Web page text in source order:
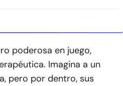
poderosa en juego,
Imagina a un
pero por dentro, sus